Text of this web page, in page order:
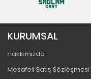
KURUMSAL
Hakkımızda
Mesafeli Satış Sözleşmesi